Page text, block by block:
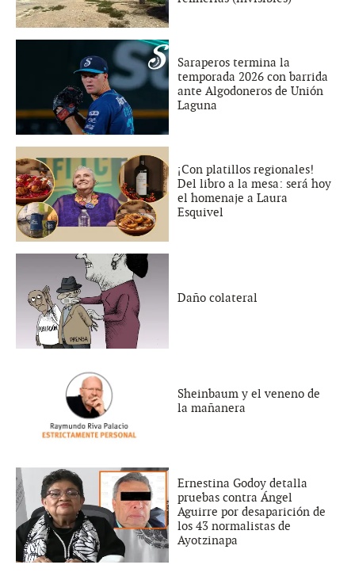
Saraperos termina la
temporada 2026 con barrida
ante Algodoneros de Unión
Laguna
¡Con platillos regionales!
Del libro a la mesa: será hoy
el homenaje a Laura
Esquivel
Daño colateral
Sheinbaum y el veneno de
la mañanera
Ernestina Godoy detalla
pruebas contra Ángel
Aguirre por desaparición de
los 43 normalistas de
Ayotzinapa